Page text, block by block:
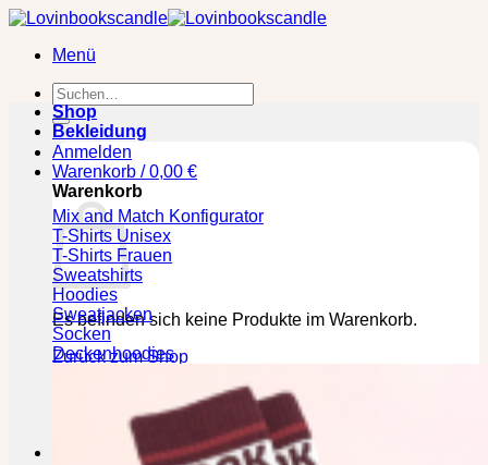
Zum
springenMenü
Suchen
nach:
Anmelden
Warenkorb /0,00 €
Warenkorb
Es befinden sich keine Produkte im Warenkorb.
Zurück zum Shop
🕒 Die jeweilige Lieferzeit bitte den Produktseiten
entnehmen!
Shop
Bekleidung
Mix and Match Konfigurator
T-Shirts Unisex
T-Shirts Frauen
Sweatshirts
Hoodies
Sweatjacken
Socken
Deckenhoodies